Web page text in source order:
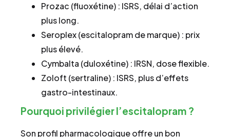
Prozac (fluoxétine) : ISRS, délai d’action
plus long.
Seroplex (escitalopram de marque) : prix
plus élevé.
Cymbalta (duloxétine) : IRSN, dose flexible.
Zoloft (sertraline) : ISRS, plus d’effets
gastro-intestinaux.
Pourquoi privilégier l’escitalopram ?
Son profil pharmacologique offre un bon